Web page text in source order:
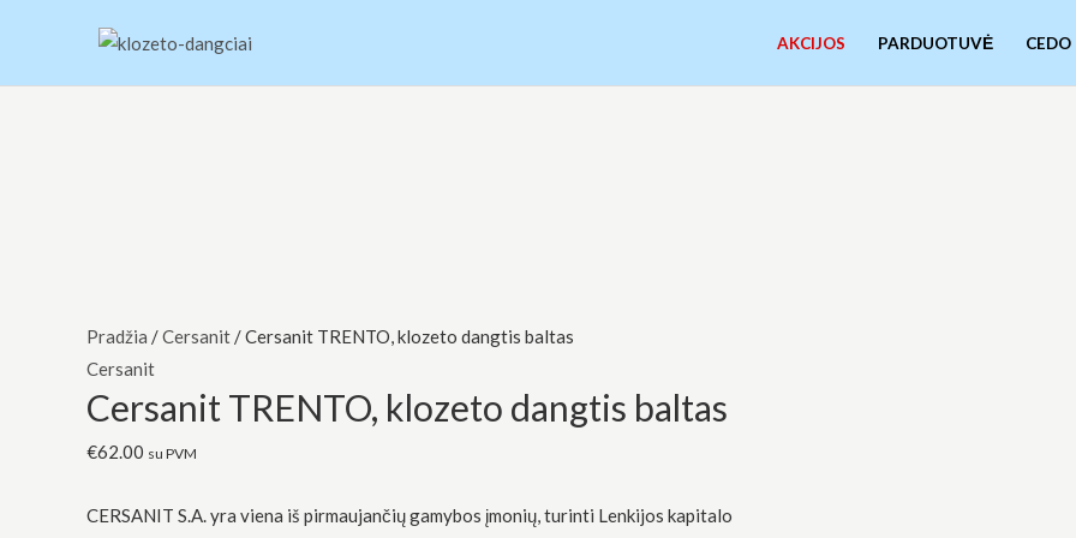
AKCIJOS PARDUOTUVĖ CEDO
Pradžia /Cersanit / Cersanit TRENTO, klozeto dangtis baltas
Cersanit
Cersanit TRENTO, klozeto dangtis baltas
€62.00 su PVM
CERSANIT S.A. yra viena iš pirmaujančių gamybos įmonių, turinti Lenkijos kapitalo
dangtis
baltas